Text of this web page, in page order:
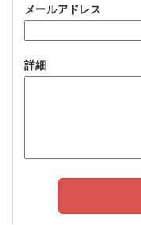
メールアドレス
詳細